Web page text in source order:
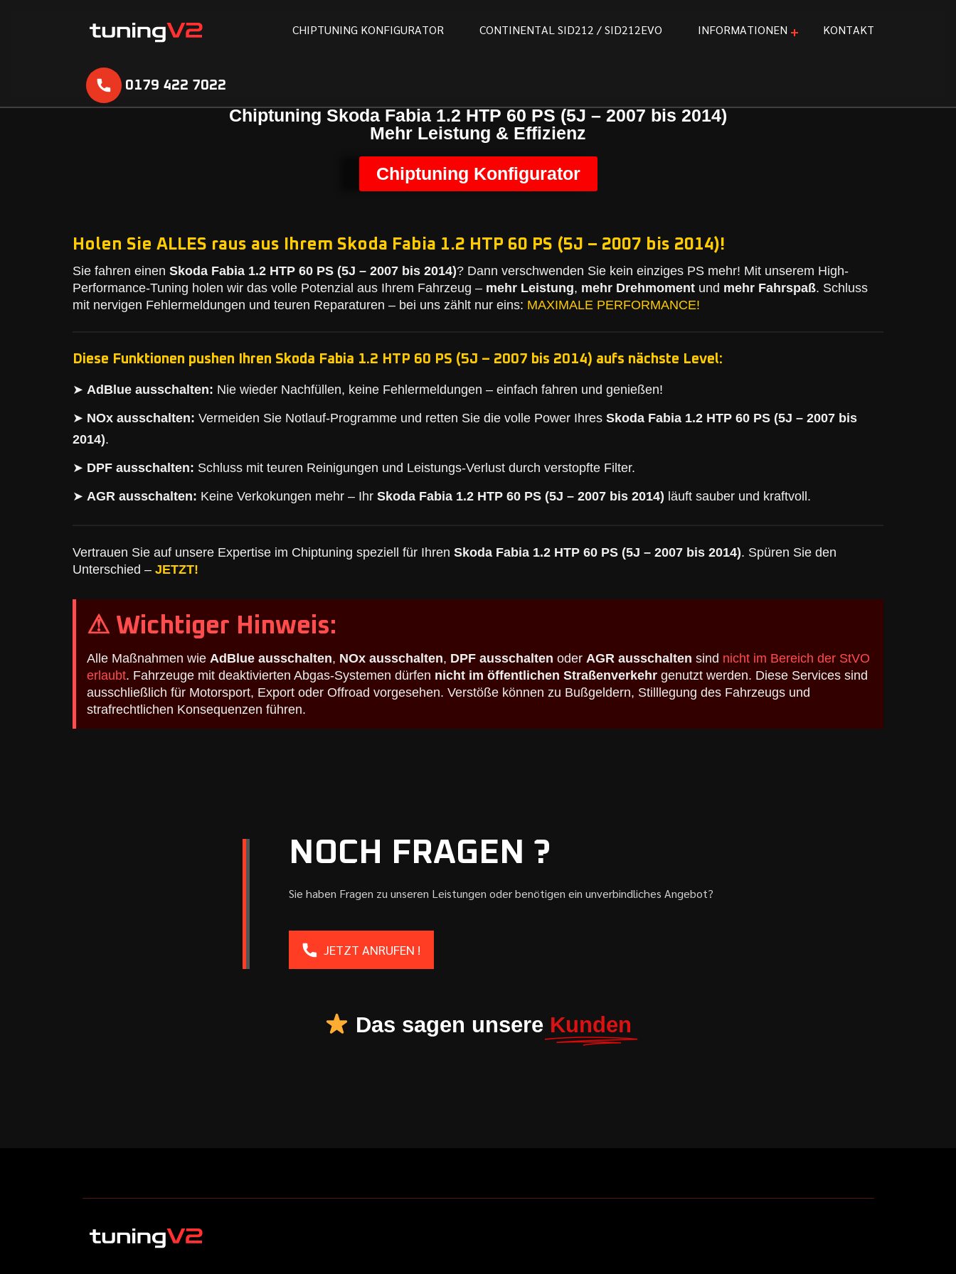
CHIPTUNING KONFIGURATOR CONTINENTAL SID21 2 / SID21 2EVO INFORMATIONEN KONTAKT
0179 422 7022
Chiptuning Skoda Fabia 1.2 HTP 60 PS (5J – 2007 bis 2014)
Mehr Leistung & Effizienz
Chiptuning Konfigurator
Holen Sie ALLES raus aus Ihrem Skoda Fabia 1.2 HTP 60 PS (5J – 2007 bis 2014)!
Sie fahren einen Skoda Fabia 1.2 HTP 60 PS (5J – 2007 bis 2014)? Dann verschwenden Sie kein einziges PS mehr! Mit unserem High-
Performance-Tuning holen wir das volle Potenzial aus Ihrem Fahrzeug – mehr Leistung, mehr Drehmoment und mehr Fahrspaß. Schluss
mit nervigen Fehlermeldungen und teuren Reparaturen – bei uns zählt nur eins: MAXIMALE PERFORMANCE!
Diese Funktionen pushen Ihren Skoda Fabia 1.2 HTP 60 PS (5J – 2007 bis 2014) aufs nächste Level:
➤ AdBlue ausschalten: Nie wieder Nachfüllen, keine Fehlermeldungen – einfach fahren und genießen!
➤ NOx ausschalten: Vermeiden Sie Notlauf-Programme und retten Sie die volle Power Ihres Skoda Fabia 1.2 HTP 60 PS (5J – 2007 bis
2014).
➤ DPF ausschalten: Schluss mit teuren Reinigungen und Leistungs-Verlust durch verstopfte Filter.
➤ AGR ausschalten: Keine Verkokungen mehr – Ihr Skoda Fabia 1.2 HTP 60 PS (5J – 2007 bis 2014) läuft sauber und kraftvoll.
Vertrauen Sie auf unsere Expertise im Chiptuning speziell für Ihren Skoda Fabia 1.2 HTP 60 PS (5J – 2007 bis 2014). Spüren Sie den
Unterschied – JETZT!
⚠ Wichtiger Hinweis:
Alle Maßnahmen wie AdBlue ausschalten, NOx ausschalten, DPF ausschalten oder AGR ausschalten sind nicht im Bereich der StVO
erlaubt. Fahrzeuge mit deaktivierten Abgas-Systemen dürfen nicht im öffentlichen Straßenverkehr genutzt werden. Diese Services sind
ausschließlich für Motorsport, Export oder Offroad vorgesehen. Verstöße können zu Bußgeldern, Stilllegung des Fahrzeugs und
strafrechtlichen Konsequenzen führen.
NOCH FRAGEN ?
Sie haben Fragen zu unseren Leistungen oder benötigen ein unverbindliches Angebot?
JETZT ANRUFEN !
Das sagen unsere Kunden